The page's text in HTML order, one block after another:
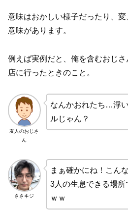
意味はおかしい様子だったり、
意味があります。
例えば実例だと、俺を含むおじ
店に行ったときのこと。
友人のおじさ
ん
なんかおれたち…浮
ルじゃん？
ささキジ
まぁ確かにね！こん
3人の生息できる場所
ｗｗ